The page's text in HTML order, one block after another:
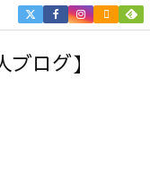
ログ】

